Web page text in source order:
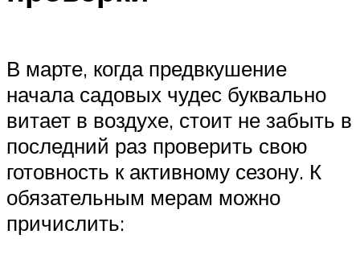
В марте, когда предвкушение
начала садовых чудес буквально
витает в воздухе, стоит не забыть в
последний раз проверить свою
готовность к активному сезону. К
обязательным мерам можно
причислить: